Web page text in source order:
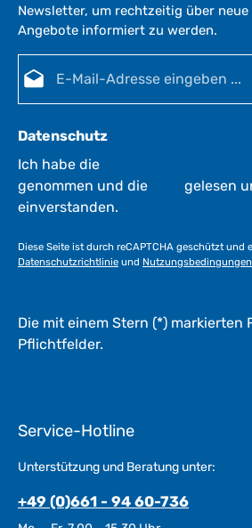
Newsletter, um rechtzeitig über
Angebote informiert zu werden.
Datenschutz
Ich habe die
genommen und die
gelesen
einverstanden.
Diese Seite ist durch reCAPTCHA geschützt und
Datenschutzrichtlinie und Nutzungsbedingungen
Die mit einem Stern (*) markierten
Pflichtfelder.
Service-Hotline
Unterstützung und Beratung unter:
+49 (0)661 - 94 60-736